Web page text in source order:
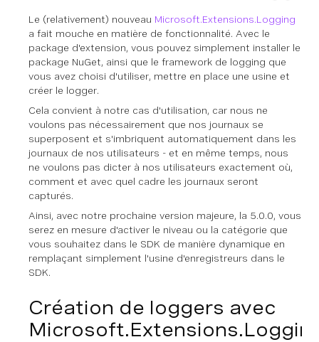
Le (relativement) nouveau Microsoft.Extensions.Logging
a fait mouche en matière de fonctionnalité. Avec le
package d'extension, vous pouvez simplement installer le
package NuGet, ainsi que le framework de logging que
vous avez choisi d'utiliser, mettre en place une usine et
créer le logger.
Cela convient à notre cas d'utilisation, car nous ne
voulons pas nécessairement que nos journaux se
superposent et s'imbriquent automatiquement dans les
journaux de nos utilisateurs - et en même temps, nous
ne voulons pas dicter à nos utilisateurs exactement où,
comment et avec quel cadre les journaux seront
capturés.
Ainsi, avec notre prochaine version majeure, la 5.0.0, vous
serez en mesure d'activer le niveau ou la catégorie que
vous souhaitez dans le SDK de manière dynamique en
remplaçant simplement l'usine d'enregistreurs dans le
SDK.
Création de loggers avec